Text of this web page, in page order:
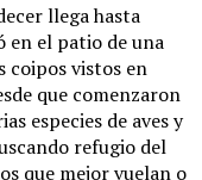
llega hasta
en el patio de una
coipos vistos en
que comenzaron
especies de aves y
refugio del
que mejor vuelan o